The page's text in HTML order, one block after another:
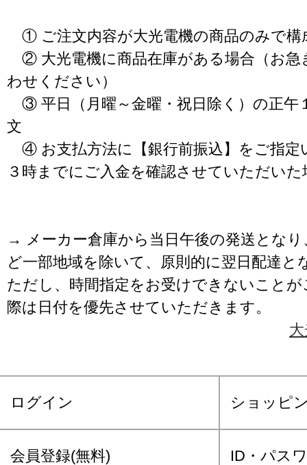
① ご注文内容が大光電機の商品のみで構
② 大光電機に商品在庫がある場合（お急
わせください）
③ 平日（月曜～金曜・祝日除く）の正午
文
④ お支払方法に【銀行前振込】をご指定
３時までにご入金を確認させていただいた
→ メーカー倉庫から当日午後の発送となり
ど一部地域を除いて、原則的に翌日配達と
ただし、時間指定をお受けできないこと
際は日付を優先させていただきます。
ログイン ショッピ
会員登録(無料) ID・パス